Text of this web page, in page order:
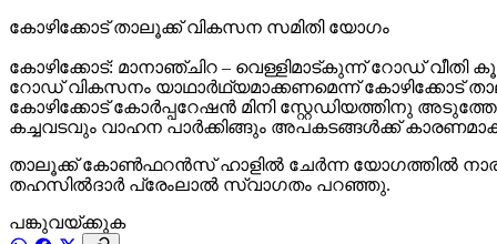
കോഴിക്കോട് താലൂക്ക് വികസന സമിതി യോഗം
കോഴിക്കോട്: മാനാഞ്ചിറ – വെള്ളിമാട്കുന്ന് റോഡ് വീതി
റോഡ് വികസനം യാഥാർഥ്യമാക്കണമെന്ന് കോഴിക്കോട്
കോഴിക്കോട് കോർപ്പറേഷൻ മിനി സ്റ്റേഡിയത്തിനു
കച്ചവടവും വാഹന പാർക്കിങ്ങും അപകടങ്ങൾക്ക്
താലൂക്ക് കോൺഫറൻസ് ഹാളിൽ ചേർന്ന യോഗത്തിൽ
തഹസിൽദാർ പ്രേംലാൽ സ്വാഗതം പറഞ്ഞു.
പങ്കുവയ്ക്കുക